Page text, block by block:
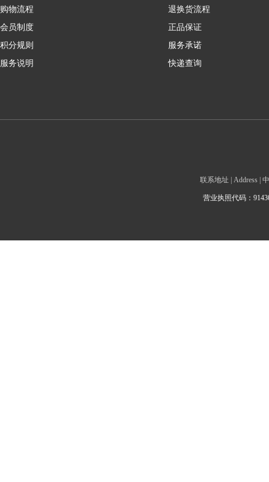
购物流程
会员制度
积分规则
服务说明
退换货流程
正品保证
服务承诺
快递查询
联系地址 | Address |
营业执照代码：